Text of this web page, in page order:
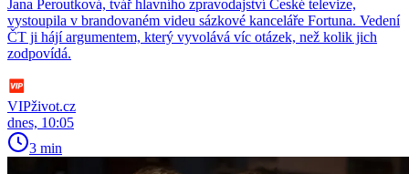
Jana Peroutková, tvář hlavního zpravodajství České televize,
vystoupila v brandovaném videu sázkové kanceláře Fortuna. Vedení
ČT ji hájí argumentem, který vyvolává víc otázek, než kolik jich
zodpovídá.
VIPživot.cz
dnes, 10:05
3 min